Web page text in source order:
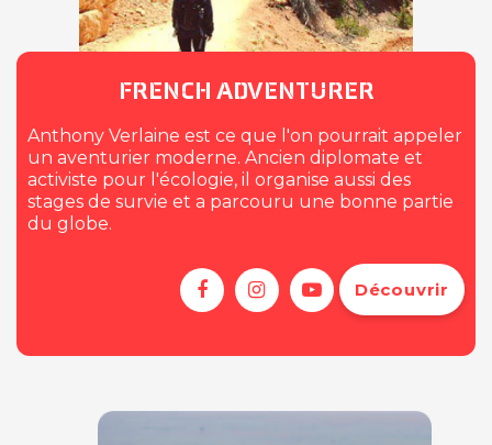
FRENCH ADVENTURER
Anthony Verlaine est ce que l'on pourrait appeler
un aventurier moderne. Ancien diplomate et
activiste pour l'écologie, il organise aussi des
stages de survie et a parcouru une bonne partie
du globe.
Découvrir